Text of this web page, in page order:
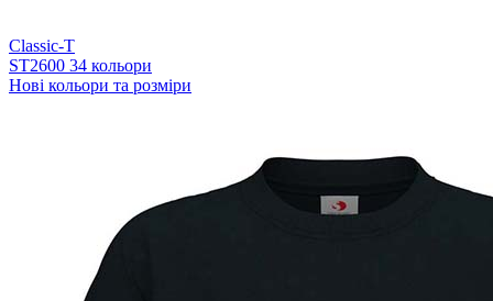
Classic-T
ST2600 34 кольори
Нові кольори та розміри